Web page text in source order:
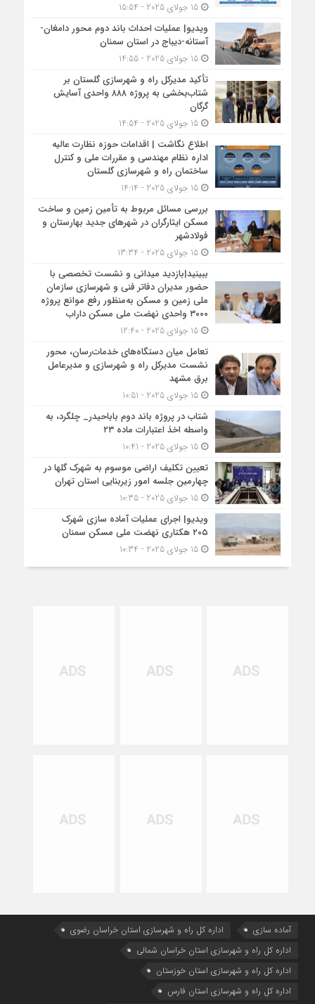
15 جولای 2025 - 15:54
ویدیو| عملیات احداث باند دوم محور دامغان-
آستانه-دیباج در استان سمنان
15 جولای 2025 - 14:55
تأکید مدیرکل راه و شهرسازی گلستان بر
شتاب‌بخشی به پروژه ۸۸۸ واحدی آسایش
گرگان
15 جولای 2025 - 14:54
اطلاع نگاشت | اقدامات حوزه نظارت عالیه
اداره نظام مهندسی و مقررات ملی و کنترل
ساختمان راه و شهرسازی گلستان
15 جولای 2025 - 14:14
بررسی مسائل مربوط به تأمین زمین و ساخت
مسکن ایثارگران در شهرهای جدید بهارستان و
فولادشهر
15 جولای 2025 - 13:34
ببینید|بازدید میدانی و نشست تخصصی با
حضور مدیران دفاتر فنی و شهرسازی سازمان
ملی زمین و مسکن به‌منظور رفع موانع پروژه
۳۰۰۰ واحدی نهضت ملی مسکن داراب
15 جولای 2025 - 12:40
تعامل میان دستگاه‌های خدمات‌رسان، محور
نشست مدیرکل راه و شهرسازی و مدیرعامل
برق مشهد
15 جولای 2025 - 10:51
شتاب در پروژه باند دوم باباحیدر_ چلگرد، به
واسطه اخذ اعتبارات ماده ۲۳
15 جولای 2025 - 10:41
تعیین تکلیف اراضی موسوم به شهرک گلها در
چهارمین جلسه امور زیربنایی استان تهران
15 جولای 2025 - 10:35
ویدیو| اجرای عملیات آماده سازی شهرک
۲۰۵ هکتاری نهضت ملی مسکن سمنان
15 جولای 2025 - 10:34
آماده سازی
اداره كل راه و شهرسازي استان خراسان رضوي
اداره كل راه و شهرسازي استان خراسان شمالي
اداره كل راه و شهرسازي استان خوزستان
اداره كل راه و شهرسازي استان فارس